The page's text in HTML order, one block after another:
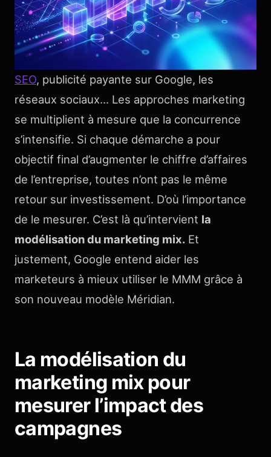
SEO, publicité payante sur Google, les
réseaux sociaux… Les approches marketing
se multiplient à mesure que la concurrence
s’intensifie. Si chaque démarche a pour
objectif final d’augmenter le chiffre d’affaires
de l’entreprise, toutes n’ont pas le même
retour sur investissement. D’où l’importance
de le mesurer. C’est là qu’intervient la
modélisation du marketing mix. Et
justement, Google entend aider les
marketeurs à mieux utiliser le MMM grâce à
son nouveau modèle Méridian.
La modélisation du
marketing mix pour
mesurer l’impact des
campagnes